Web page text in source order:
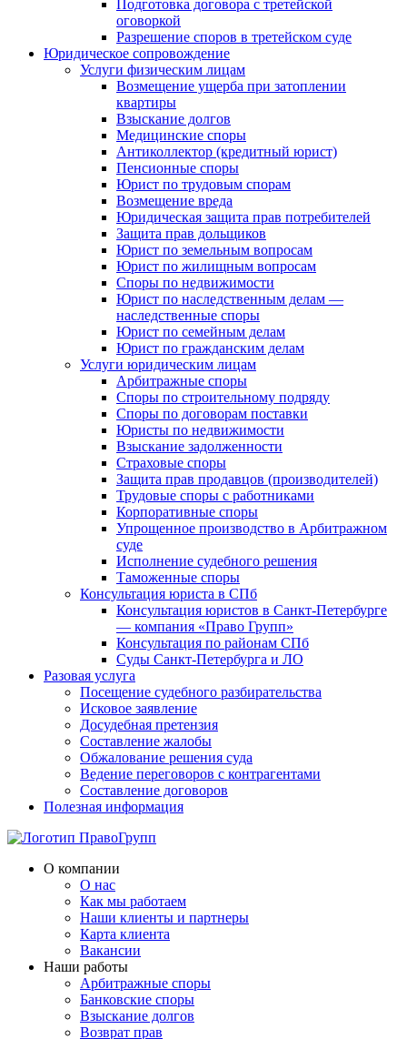
Подготовка договора с третейской
оговоркой
Разрешение споров в третейском суде
Юридическое сопровождение
Услуги физическим лицам
Возмещение ущерба при затоплении
квартиры
Взыскание долгов
Медицинские споры
Антиколлектор (кредитный юрист)
Пенсионные споры
Юрист по трудовым спорам
Возмещение вреда
Юридическая защита прав потребителей
Защита прав дольщиков
Юрист по земельным вопросам
Юрист по жилищным вопросам
Споры по недвижимости
Юрист по наследственным делам —
наследственные споры
Юрист по семейным делам
Юрист по гражданским делам
Услуги юридическим лицам
Арбитражные споры
Споры по строительному подряду
Споры по договорам поставки
Юристы по недвижимости
Взыскание задолженности
Страховые споры
Защита прав продавцов (производителей)
Трудовые споры с работниками
Корпоративные споры
Упрощенное производство в Арбитражном
суде
Исполнение судебного решения
Таможенные споры
Консультация юриста в СПб
Консультация юристов в Санкт-Петербурге
— компания «Право Групп»
Консультация по районам СПб
Суды Санкт-Петербурга и ЛО
Разовая услуга
Посещение судебного разбирательства
Исковое заявление
Досудебная претензия
Составление жалобы
Обжалование решения суда
Ведение переговоров с контрагентами
Составление договоров
Полезная информация
О компании
О нас
Как мы работаем
Наши клиенты и партнеры
Карта клиента
Вакансии
Наши работы
Арбитражные споры
Банковские споры
Взыскание долгов
Возврат прав